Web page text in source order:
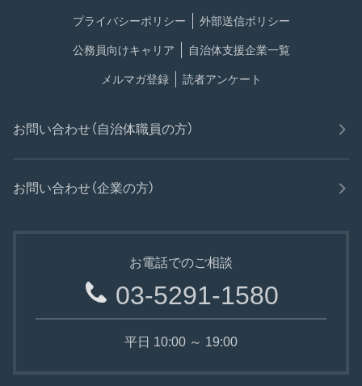
プライバシーポリシー 外部送信ポリシー
公務員向けキャリア 自治体支援企業一覧
メルマガ登録 読者アンケート
お問い合わせ（自治体職員の方）
お問い合わせ（企業の方）
お電話でのご相談
03-5291-1580
平日 10:00 ～ 19:00